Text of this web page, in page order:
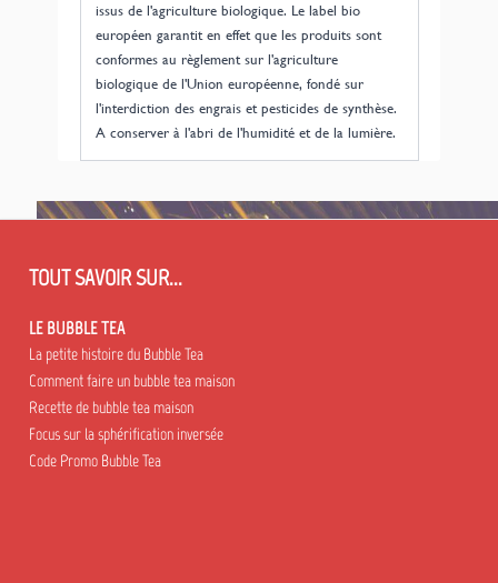
issus de l'agriculture biologique. Le label bio
européen garantit en effet que les produits sont
conformes au règlement sur l'agriculture
biologique de l'Union européenne, fondé sur
l'interdiction des engrais et pesticides de synthèse.
A conserver à l'abri de l'humidité et de la lumière.
TOUT SAVOIR SUR...
LE BUBBLE TEA
La petite histoire du Bubble Tea
Comment faire un bubble tea maison
Recette de bubble tea maison
Focus sur la sphérification inversée
Code Promo Bubble Tea